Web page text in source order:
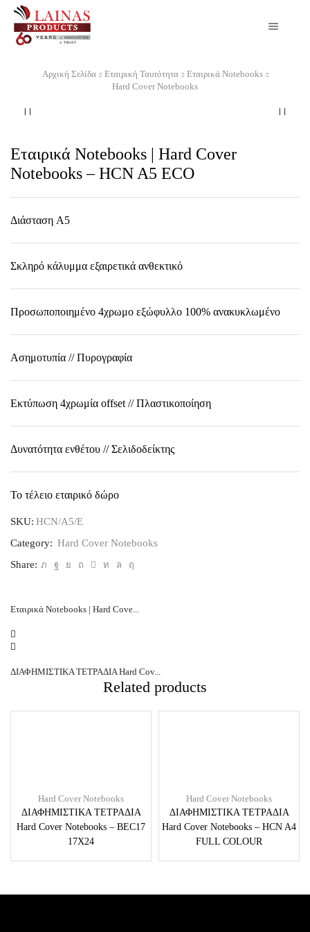
Αρχική Σελίδα Εταιρική Ταυτότητα
Εταιρικά Notebooks
Hard Cover Notebooks
Εταιρικά Notebooks | Hard Cover
Notebooks – HCN A5 ECO
Διάσταση A5
Σκληρό κάλυμμα εξαιρετικά ανθεκτικό
Προσωποποιημένο 4χρωμο εξώφυλλο 100% ανακυκλωμένο
Ασημοτυπία // Πυρογραφία
Εκτύπωση 4χρωμία οffset // Πλαστικοποίηση
Δυνατότητα ενθέτου // Σελιδοδείκτης
Το τέλειο εταιρικό δώρο
SKU: HCN/A5/E
Category: Hard Cover Notebooks
Share:
Εταιρικά Notebooks | Hard Cove...
ΔΙΑΦΗΜΙΣΤΙΚΑ ΤΕΤΡΑΔΙΑ Hard Cov...
Related products
Hard Cover Notebooks
ΔΙΑΦΗΜΙΣΤΙΚΑ ΤΕΤΡΑΔΙΑ
Hard Cover Notebooks – BEC17
17X24
Hard Cover Notebooks
ΔΙΑΦΗΜΙΣΤΙΚΑ ΤΕΤΡΑΔΙΑ
Hard Cover Notebooks – HCN A4
FULL COLOUR